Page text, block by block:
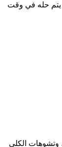
يتم حله في وقت
وتشوهات الكلى